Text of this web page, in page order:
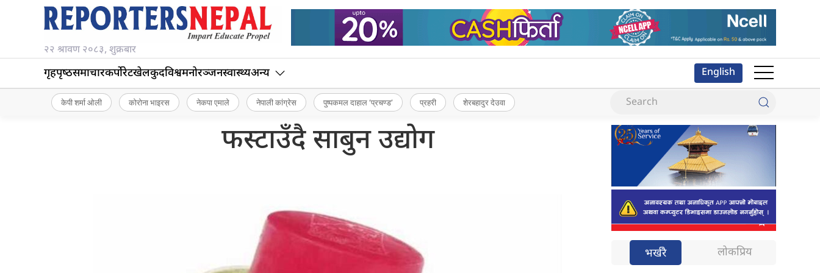
२२ श्रावण २०८३, शुक्रबार
गृहपृष्‍ठसमाचारकर्पोरेटखेलकुदविश्वमनोरञ्जनस्वास्थ्यअन्य English
केपी शर्मा ओली कोरोना भाइरस नेकपा एमाले नेपाली कांग्रेस पुष्पकमल दाहाल ‘प्रचण्ड’ प्रहरी शेरबहादुर देउवा
फस्टाउँदै साबुन उद्योग
भर्खरै लोकप्रिय